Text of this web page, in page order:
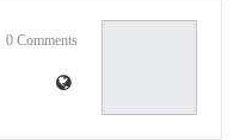
0 Comments